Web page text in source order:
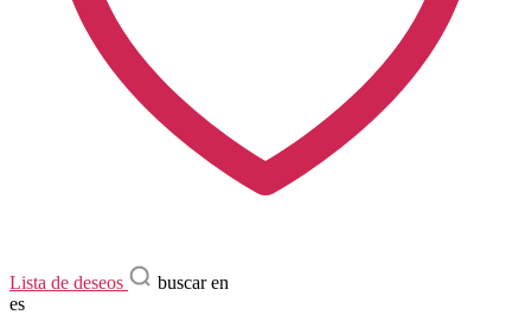
Lista de deseos
buscar en
es